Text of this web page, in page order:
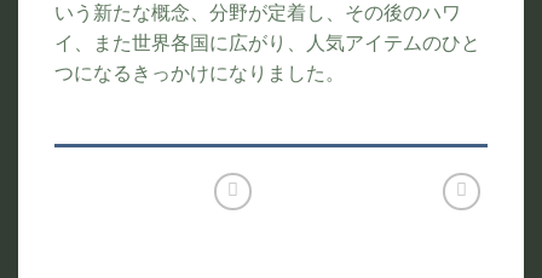
いう新たな概念、分野が定着し、その後のハワ
イ、また世界各国に広がり、人気アイテムのひと
つになるきっかけになりました。